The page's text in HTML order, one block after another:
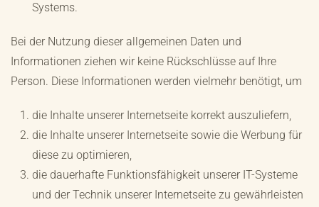
Systems.
Bei der Nutzung dieser allgemeinen Daten und
Informationen ziehen wir keine Rückschlüsse auf Ihre
Person. Diese Informationen werden vielmehr benötigt, um
die Inhalte unserer Internetseite korrekt auszuliefern,
die Inhalte unserer Internetseite sowie die Werbung für
diese zu optimieren,
die dauerhafte Funktionsfähigkeit unserer IT-Systeme
und der Technik unserer Internetseite zu gewährleisten